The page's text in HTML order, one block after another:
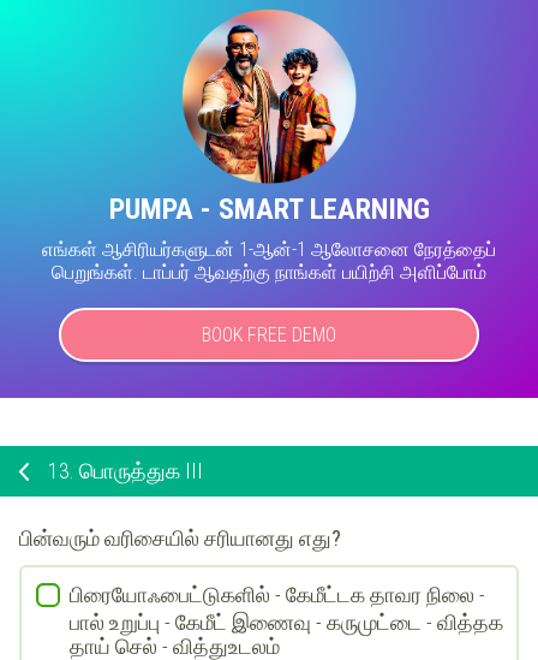
PUMPA - SMART LEARNING
எங்கள் ஆசிரியர்களுடன் 1-ஆன்-1 ஆலோசனை நேரத்தைப்
பெறுங்கள். டாப்பர் ஆவதற்கு நாங்கள் பயிற்சி அளிப்போம்
BOOK FREE DEMO
13. பொருத்துக III
பின்வரும் வரிசையில் சரியானது எது?
பிரையோஃபைட்டுகளில் - கேமீட்டக தாவர நிலை -
பால் உறுப்பு - கேமீட் இணைவு - கருமுட்டை - வித்தக
தாய் செல் - வித்துஉடலம்